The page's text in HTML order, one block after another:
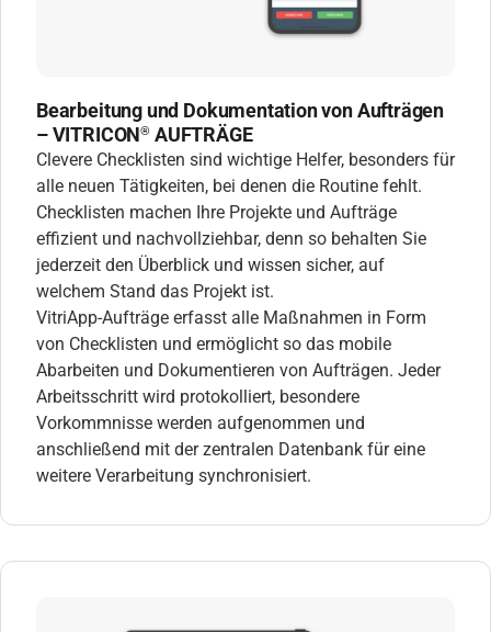
Bearbeitung und Dokumentation von Aufträgen
– VITRICON® AUFTRÄGE
Clevere Checklisten sind wichtige Helfer, besonders für
alle neuen Tätigkeiten, bei denen die Routine fehlt.
Checklisten machen Ihre Projekte und Aufträge
effizient und nachvollziehbar, denn so behalten Sie
jederzeit den Überblick und wissen sicher, auf
welchem Stand das Projekt ist.
VitriApp-Aufträge erfasst alle Maßnahmen in Form
von Checklisten und ermöglicht so das mobile
Abarbeiten und Dokumentieren von Aufträgen. Jeder
Arbeitsschritt wird protokolliert, besondere
Vorkommnisse werden aufgenommen und
anschließend mit der zentralen Datenbank für eine
weitere Verarbeitung synchronisiert.